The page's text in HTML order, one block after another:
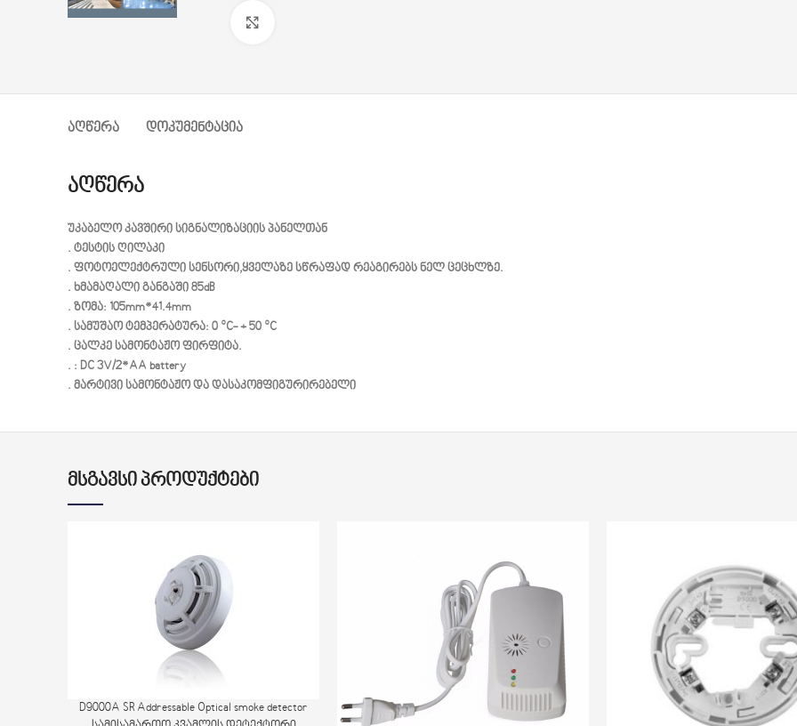
ᲐᲦᲬᲔᲠᲐ ᲓᲝᲙᲣᲛᲔᲜᲢᲐᲪᲘᲐ
აღწერა
უკაბელო კავშირი სიგნალიზაციის პანელთან
. ტესტის ღილაკი
. ფოტოელექტრული სენსორი,ყველაზე სწრაფად რეაგირებს ნელ ცეცხლზე.
. ხმამაღალი განგაში 85dB
. ზომა: 105mm*41.4mm
. სამუშაო ტემპერატურა: 0 °C- + 50 °C
. ცალკე სამონტაჟო ფირფიტა.
. : DC 3V/2*AA battery
. მარტივი სამონტაჟო და დასაკომფიგურირებელი
ᲛᲡᲒᲐᲕᲡᲘ ᲞᲠᲝᲓᲣᲥᲢᲔᲑᲘ
D9000A SR Addressable Optical smoke detector